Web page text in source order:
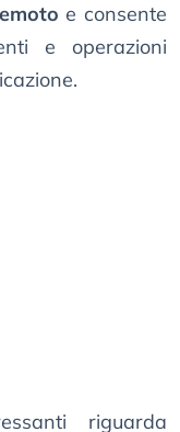
e consente
e operazioni
riguarda